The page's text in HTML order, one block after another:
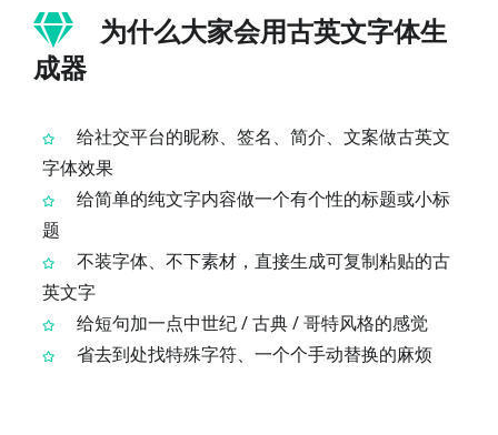
为什么大家会用古英文字体生
成器
给社交平台的昵称、签名、简介、文案做古英文
字体效果
给简单的纯文字内容做一个有个性的标题或小标
题
不装字体、不下素材，直接生成可复制粘贴的古
英文字
给短句加一点中世纪 / 古典 / 哥特风格的感觉
省去到处找特殊字符、一个个手动替换的麻烦